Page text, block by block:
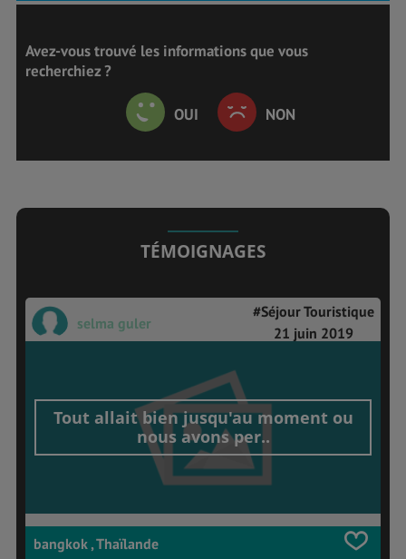
Avez-vous trouvé les informations que vous
recherchiez ?
OUI NON
TÉMOIGNAGES
selma guler
#Séjour Touristique
21 juin 2019
Tout allait bien jusqu'au moment ou
nous avons per..
bangkok , Thaïlande